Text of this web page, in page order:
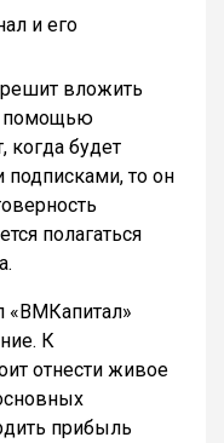
и его
вложить
помощью
когда будет
подписками, то он
полагаться
«ВМКапитал»
К
отнести живое
прибыль